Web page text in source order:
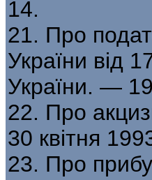
14.
21. Про
України від
України. —
22. Про
30 квітня
23. Про